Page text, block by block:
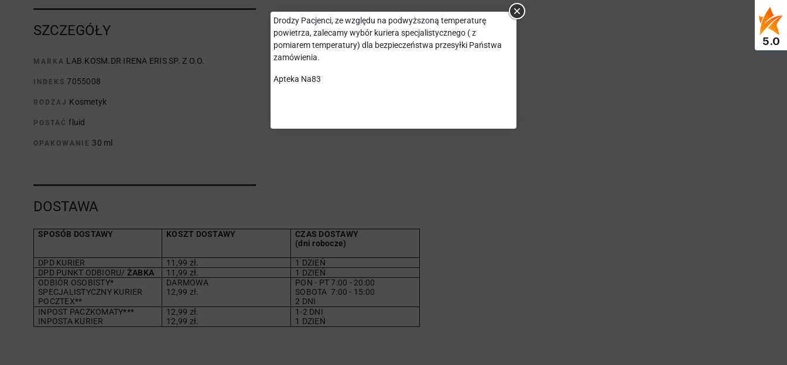
SZCZEGÓŁY
MARKA LAB.KOSM.DR IRENA ERIS SP. Z O.O.
INDEKS 7055008
RODZAJ Kosmetyk
POSTAĆ fluid
OPAKOWANIE 30 ml
DOSTAWA
SPOSÓB DOSTAWY KOSZT DOSTAWY
CZAS DOSTAWY
(dni robocze)
DPD KURIER 11,99 zł.
1 DZIEŃ
DPD PUNKT ODBIORU/ ŻABKA 11,99 zł.
1 DZIEŃ
ODBIÓR OSOBISTY*
SPECJALISTYCZNY KURIER
POCZTEX**
DARMOWA
12,99 zł.
PON - PT 7:00 - 20:00
SOBOTA 7:00 - 15:00
2 DNI
INPOST PACZKOMATY***
INPOSTA KURIER
12,99 zł.
12,99 zł.
1-2 DNI
1 DZIEŃ
5.0
Drodzy Pacjenci, ze względu na podwyższoną temperaturę
powietrza, zalecamy wybór kuriera specjalistycznego ( z
pomiarem temperatury) dla bezpieczeństwa przesyłki Państwa
zamówienia.
Apteka Na83